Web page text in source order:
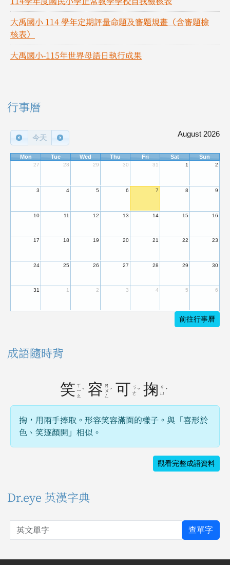
大禹國小 114 學年定期評量命題及審題規畫（含審題檢
核表）
大禹國小-115年世界母語日執行成果
右邊區域內容
行事曆
今天 August 2026
Mon Tue Wed Thu Fri Sat Sun
27 28 29 30 31 1 2
3 4 5 6 7 8 9
10 11 12 13 14 15 16
17 18 19 20 21 22 23
24 25 26 27 28 29 30
31 1 2 3 4 5 6
前往行事曆
成語隨時背
笑 ㄒ
ㄧ
ㄠ
ˋ 容 ㄖ
ㄨ
ㄥ
ˊ 可 ㄎ
ㄜ ˇ 掬 ㄐ
ㄩ ˊ
掬，用兩手捧取。形容笑容滿面的樣子。與「喜形於
色、笑逐顏開」相似。
觀看完整成語資料
Dr.eye 英漢字典
英文單字 查單字